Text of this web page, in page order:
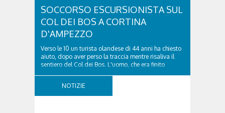
SOCCORSO ESCURSIONISTA SUL
COL DEI BOS A CORTINA
D'AMPEZZO
Verso le 10 un turista olandese di 44 anni ha chiesto
aiuto, dopo aver perso la traccia mentre risaliva il
sentiero del Col dei Bos. L'uomo, che era finito
Torri del Falzarego, era...
NOTIZIE